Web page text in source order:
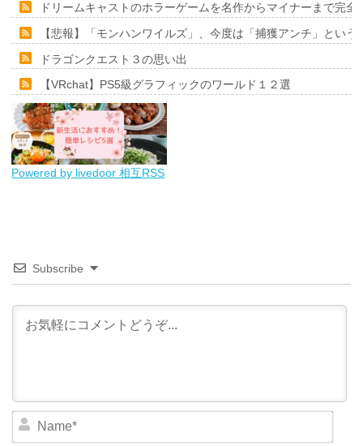
ドリームキャストのホラーゲームを名作からマイナーまで完
【悲報】「モンハンワイルズ」、今度は「捕獲アンチ」とい
ドラゴンクエスト３の思い出
【VRchat】PS5級グラフィックのワールド１２選
Powered by livedoor 相互RSS
Subscribe
N
m